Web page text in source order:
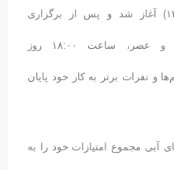
صبح روز پنجشنبه (۱۵ بهمن ۱۳۹۴) آغاز شد و پس از برگزاری
مسابقات در چهار نوبت صبح و عصر، ساعت ۱۸:۰۰ روز
معرفی تیم‌ها و نفرات برتر به کار خود پایان
آبی مجموع امتیازات خود را به